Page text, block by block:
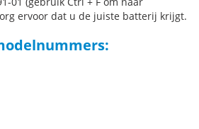
ervoor dat u de juiste batterij krijgt.